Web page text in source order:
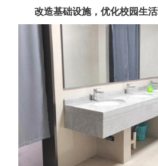
改造基础设施，优化校园生